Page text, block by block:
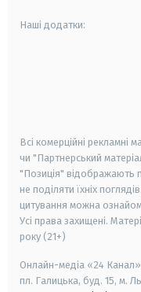
Наші додатки:
Всі комерційні рекламні
чи "Партнерський
"Позиція" відображають
не поділяти їхніх
цитування можна
Усі права захищені.
року (21+)
Онлайн-медіа «24 Канал»
пл. Галицька, буд. 15, м.